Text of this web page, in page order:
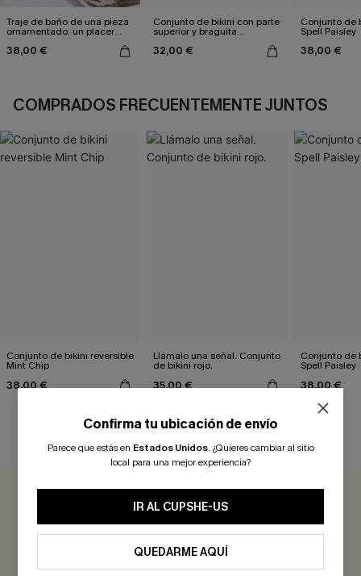
Traje de baño de una pieza
ornamentado: un placer
38,00 €
Conjunto de bikini con parte
superior y braguita
reversible de pata de gallo
marrón
32,00 €
Conjunto de
Spell Paisley
38,00 €
COMPRADOS FRECUENTEMENTE JUNTOS
Conjunto de bikini reversible
Mint Chip
38,00 €
Llámalo una señal. Conjunto
de bikini rojo.
35,00 €
Conjunto de
Spell Paisley
38,00 €
RESEÑAS DE CLIENTES
0.0
Sé el Primero en Reseñar
¡Gana más de 30 puntos por cada reseña que dejes!
Confirma tu ubicación de envío
Parece que estás en Estados Unidos. ¿Quieres cambiar al sitio
local para una mejor experiencia?
IR AL CUPSHE-US
QUEDARME AQUÍ